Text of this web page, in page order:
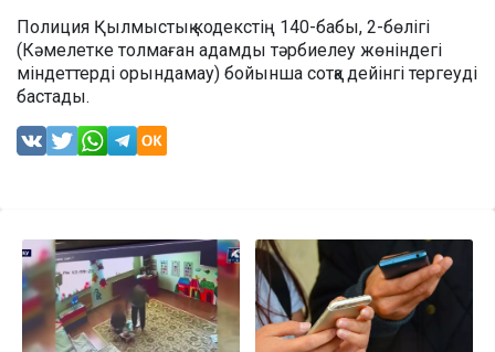
Полиция Қылмыстық кодекстің 140-бабы, 2-бөлігі
(Кәмелетке толмаған адамды тәрбиелеу жөнiндегi
мiндеттердi орындамау) бойынша сотқа дейінгі тергеуді
бастады.